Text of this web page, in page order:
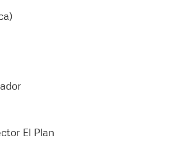
El Plan